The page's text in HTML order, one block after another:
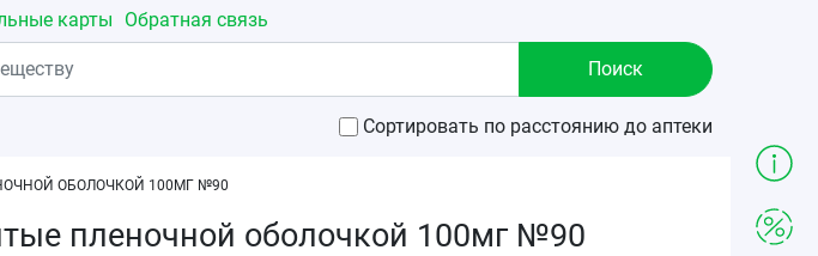
карты Обратная связь
Сортировать по расстоянию до аптеки
ОБОЛОЧКОЙ 100МГ №90
пленочной оболочкой 100мг №90